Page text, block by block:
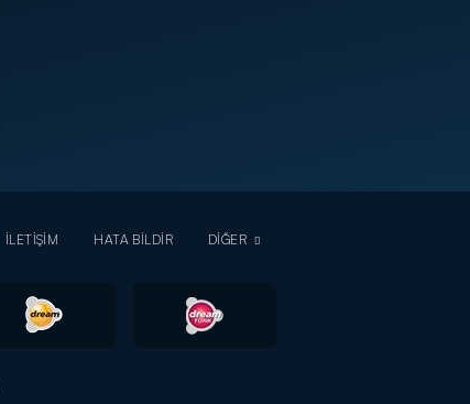
İLETİŞİM HATA BİLDİR DİĞER